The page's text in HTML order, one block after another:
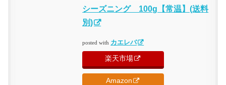
シーズニング 100g【常温】(送料
別)
posted with カエレバ
楽天市場
Amazon